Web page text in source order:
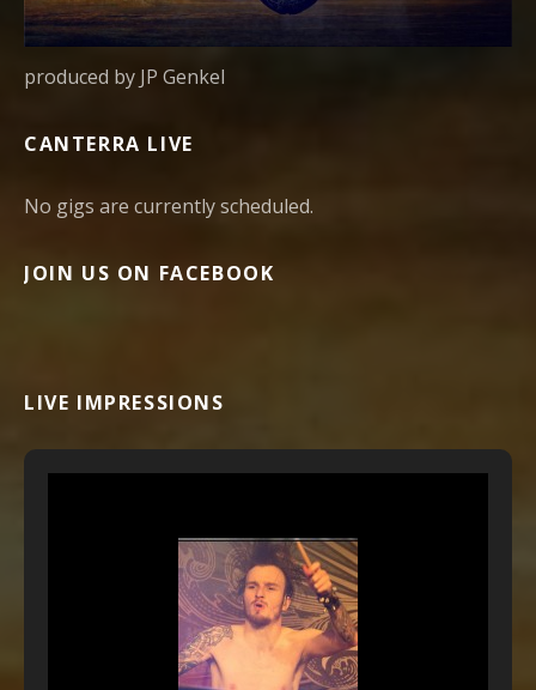
produced by JP Genkel
CANTERRA LIVE
No gigs are currently scheduled.
JOIN US ON FACEBOOK
LIVE IMPRESSIONS